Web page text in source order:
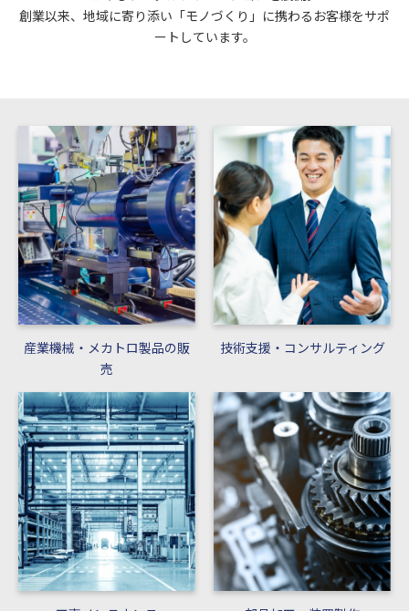
創業以来、地域に寄り添い「モノづくり」に携わるお客様をサポ
ートしています。
産業機械・メカトロ製品の販
売
技術支援・コンサルティング